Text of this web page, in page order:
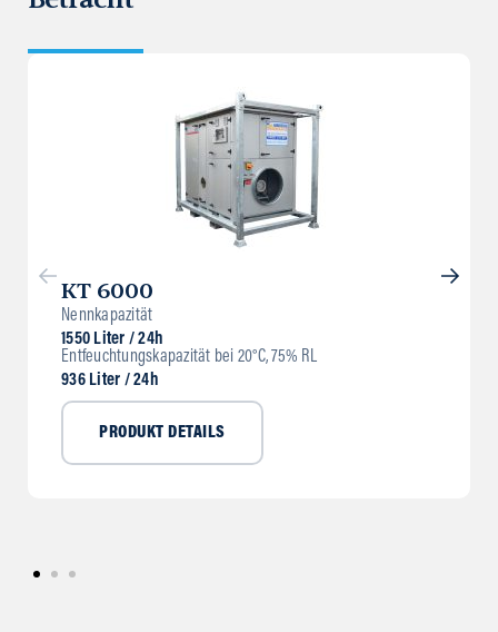
KT 6000
Nennkapazität
1550 Liter / 24h
Entfeuchtungskapazität bei 20°C, 75% RL
936 Liter / 24h
PRODUKT DETAILS